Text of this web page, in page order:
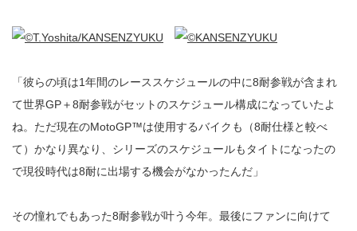
「彼らの頃は1年間のレーススケジュールの中に8耐参戦が含まれ
て世界GP＋8耐参戦がセットのスケジュール構成になっていたよ
ね。ただ現在のMotoGP™は使用するバイクも（8耐仕様と較べ
て）かなり異なり、シリーズのスケジュールもタイトになったの
で現役時代は8耐に出場する機会がなかったんだ」
その憧れでもあった8耐参戦が叶う今年。最後にファンに向けて